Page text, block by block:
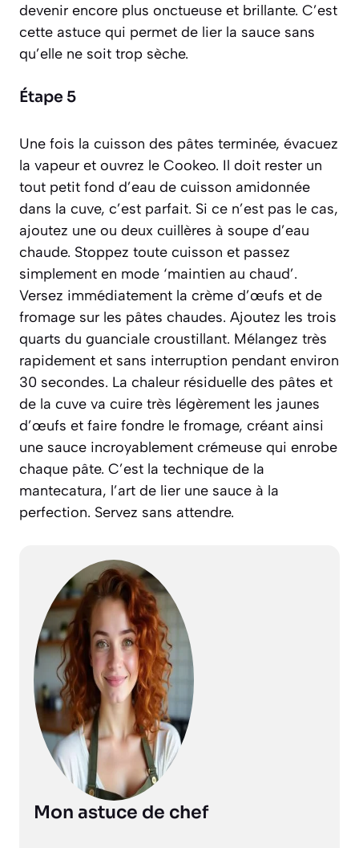
devenir encore plus onctueuse et brillante. C’est
cette astuce qui permet de lier la sauce sans
qu’elle ne soit trop sèche.
Étape 5
Une fois la cuisson des pâtes terminée, évacuez
la vapeur et ouvrez le Cookeo. Il doit rester un
tout petit fond d’eau de cuisson amidonnée
dans la cuve, c’est parfait. Si ce n’est pas le cas,
ajoutez une ou deux cuillères à soupe d’eau
chaude. Stoppez toute cuisson et passez
simplement en mode ‘maintien au chaud’.
Versez immédiatement la crème d’œufs et de
fromage sur les pâtes chaudes. Ajoutez les trois
quarts du guanciale croustillant. Mélangez très
rapidement et sans interruption pendant environ
30 secondes. La chaleur résiduelle des pâtes et
de la cuve va cuire très légèrement les jaunes
d’œufs et faire fondre le fromage, créant ainsi
une sauce incroyablement crémeuse qui enrobe
chaque pâte. C’est la technique de la
mantecatura, l’art de lier une sauce à la
perfection. Servez sans attendre.
Mon astuce de chef